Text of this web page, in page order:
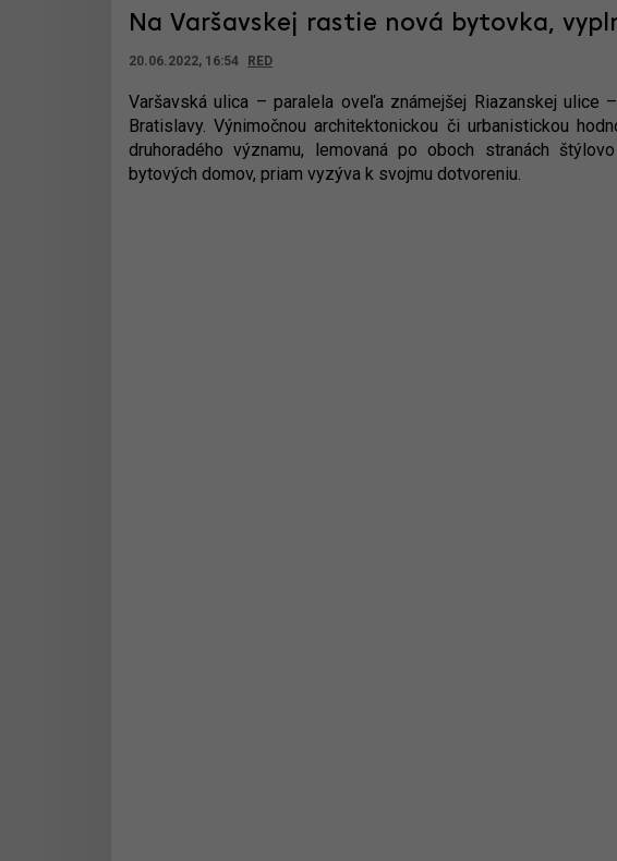
Na Varšavskej rastie nová bytovka,
20.06.2022, 16:54 RED
Varšavská ulica – paralela oveľa známejšej Riazanskej
Bratislavy. Výnimočnou architektonickou či urbanistickou
druhoradého významu, lemovaná po oboch stranách
bytových domov, priam vyzýva k svojmu dotvoreniu.